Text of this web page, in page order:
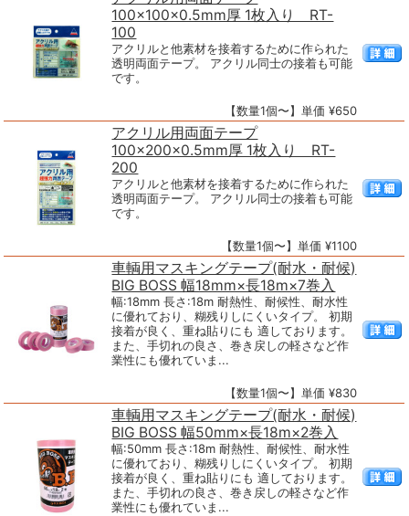
100×100×0.5mm厚 1枚入り RT-
100
アクリルと他素材を接着するために作られた
透明両面テープ。 アクリル同士の接着も可能
です。
【数量1個〜】単価 ¥650
アクリル用両面テープ
100×200×0.5mm厚 1枚入り RT-
200
アクリルと他素材を接着するために作られた
透明両面テープ。 アクリル同士の接着も可能
です。
【数量1個〜】単価 ¥1100
車輌用マスキングテープ(耐水・耐候)
BIG BOSS 幅18mm×長18m×7巻入
幅:18mm 長さ:18m 耐熱性、耐候性、耐水性
に優れており、糊残りしにくいタイプ。 初期
接着が良く、重ね貼りにも 適しております。
また、手切れの良さ、巻き戻しの軽さなど作
業性にも優れていま...
【数量1個〜】単価 ¥830
車輌用マスキングテープ(耐水・耐候)
BIG BOSS 幅50mm×長18m×2巻入
幅:50mm 長さ:18m 耐熱性、耐候性、耐水性
に優れており、糊残りしにくいタイプ。 初期
接着が良く、重ね貼りにも 適しております。
また、手切れの良さ、巻き戻しの軽さなど作
業性にも優れていま...